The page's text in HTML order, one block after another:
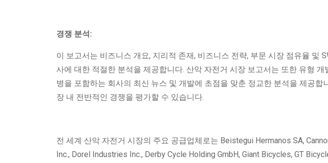
경쟁 분석:
이 보고서는 비즈니스 개요, 지리적 존재, 비즈니스 전략, 부문 시장 점유율 및
사에 대한 적절한 분석을 제공합니다. 산악 자전거 시장 보고서는 또한 유형 개
병을 포함하는 회사의 최신 뉴스 및 개발에 초점을 맞춘 정교한 분석을 제공합
장 내 전반적인 경쟁을 평가할 수 있습니다.
전 세계 산악 자전거 시장의 주요 공급업체로는 Beistegui Hermanos SA,
Inc., Dorel Industries Inc., Derby Cycle Holding GmbH, Giant Bicycles, GT